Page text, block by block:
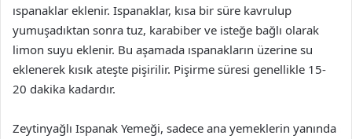
ıspanaklar eklenir. Ispanaklar, kısa bir süre kavrulup
yumuşadıktan sonra tuz, karabiber ve isteğe bağlı olarak
limon suyu eklenir. Bu aşamada ıspanakların üzerine su
eklenerek kısık ateşte pişirilir. Pişirme süresi genellikle 15-
20 dakika kadardır.
Zeytinyağlı Ispanak Yemeği, sadece ana yemeklerin yanında